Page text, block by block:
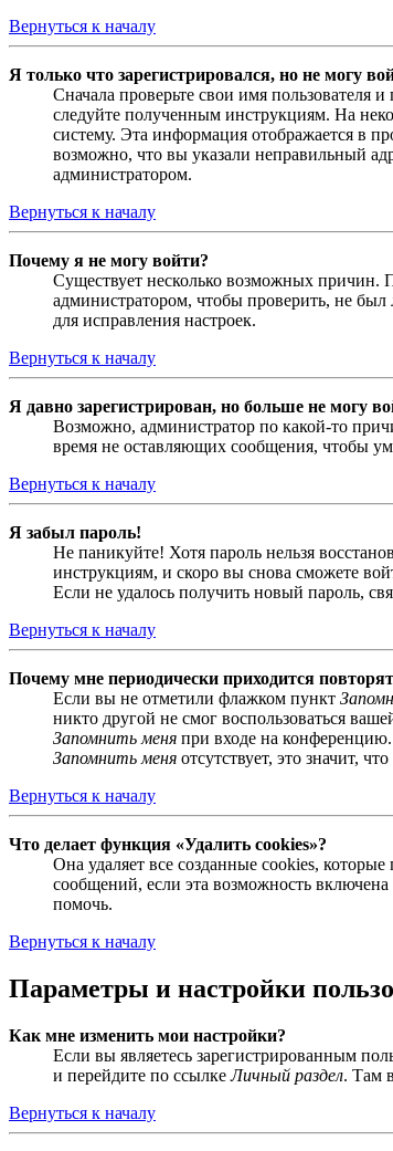
Вернуться к началу
Я только что зарегистрировался, но не могу
Сначала проверьте свои имя пользователя
следуйте полученным инструкциям. На
систему. Эта информация отображается в
возможно, что вы указали неправильный
администратором.
Вернуться к началу
Почему я не могу войти?
Существует несколько возможных причин.
администратором, чтобы проверить, не
для исправления настроек.
Вернуться к началу
Я давно зарегистрирован, но больше не могу
Возможно, администратор по какой-то
время не оставляющих сообщения, чтобы
Вернуться к началу
Я забыл пароль!
Не паникуйте! Хотя пароль нельзя
инструкциям, и скоро вы снова сможете
Если не удалось получить новый пароль,
Вернуться к началу
Почему мне периодически приходится
Если вы не отметили флажком пункт
никто другой не смог воспользоваться
Запомнить меня при входе на
Запомнить меня отсутствует, это значит,
Вернуться к началу
Что делает функция «Удалить cookies»?
Она удаляет все созданные cookies,
сообщений, если эта возможность
помочь.
Вернуться к началу
Параметры и настройки
Как мне изменить мои настройки?
Если вы являетесь зарегистрированным
и перейдите по ссылкеЛичный раздел. Там
Вернуться к началу